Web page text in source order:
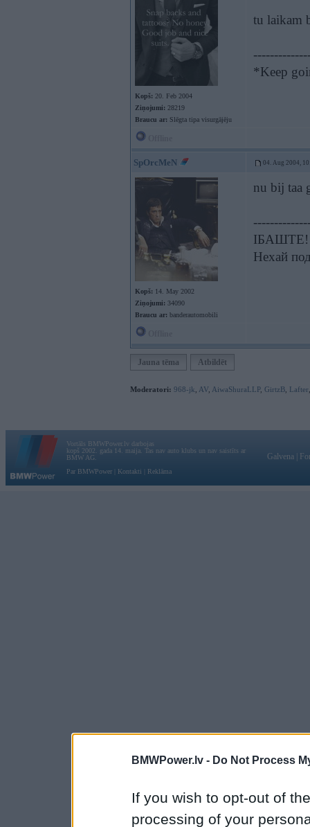
BMWPower.lv - Do Not Process
If you wish to opt-out of
processing of your
Kopš: 20. Feb 2004
Ziņojumi: 28219
Braucu ar: Slēgta tipa visurgājēju
tu laikam
*Keep
SpOrcMeN 04. Aug 2004,
Kopš: 14. May 2002
Ziņojumi: 34090
Braucu ar: banderautomobili
nu bij taa
Нехай
Jauna tēma Atbildēt
Moderatori: 968-jk AV AiwaShuraLLP, GirtzB Lafter
Vortāls BMWPower.lv darbojas
kopš 2002. gada 14. maija. Tas nav auto klubs un nav saistīts ar
BMW AG.
Par BMWPower
Kontakti Reklāma
Galvena